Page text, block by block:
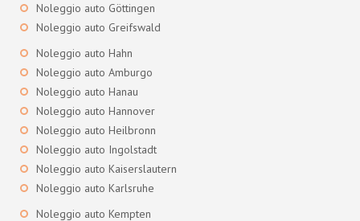
Noleggio auto Göttingen
Noleggio auto Greifswald
Noleggio auto Hahn
Noleggio auto Amburgo
Noleggio auto Hanau
Noleggio auto Hannover
Noleggio auto Heilbronn
Noleggio auto Ingolstadt
Noleggio auto Kaiserslautern
Noleggio auto Karlsruhe
Noleggio auto Kempten